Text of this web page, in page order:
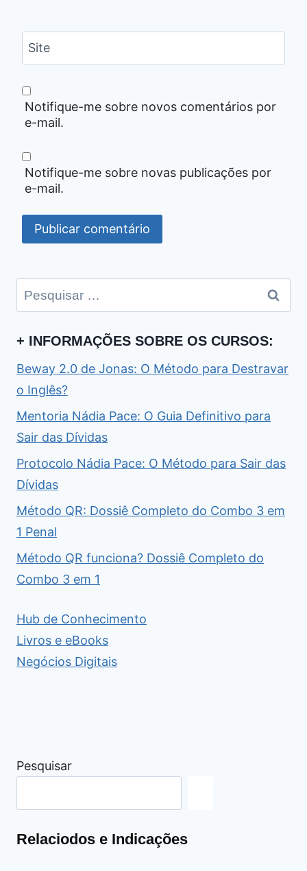
Site
Notifique-me sobre novos comentários por
e-mail.
Notifique-me sobre novas publicações por
e-mail.
Pesquisar
por:
+ INFORMAÇÕES SOBRE OS CURSOS:
Beway 2.0 de Jonas: O Método para Destravar
o Inglês?
Mentoria Nádia Pace: O Guia Definitivo para
Sair das Dívidas
Protocolo Nádia Pace: O Método para Sair das
Dívidas
Método QR: Dossiê Completo do Combo 3 em
1 Penal
Método QR funciona? Dossiê Completo do
Combo 3 em 1
Hub de Conhecimento
Livros e eBooks
Negócios Digitais
Pesquisar
Relaciodos e Indicações